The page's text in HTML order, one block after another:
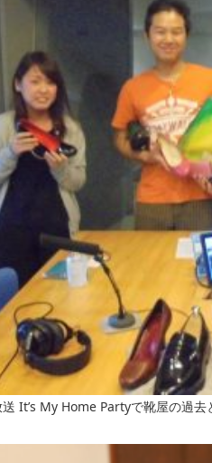
送 It’s My Home Partyで靴屋の過